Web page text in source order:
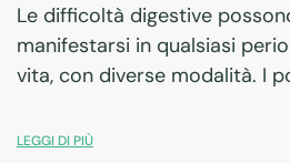
Le difficoltà digestive
manifestarsi in qualsiasi
vita, con diverse modalità. I
riconoscerli non è sempre
LEGGI DI PIÙ